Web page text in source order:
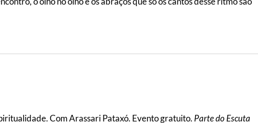
Com Arassari Pataxó. Evento gratuito. Parte do Escuta